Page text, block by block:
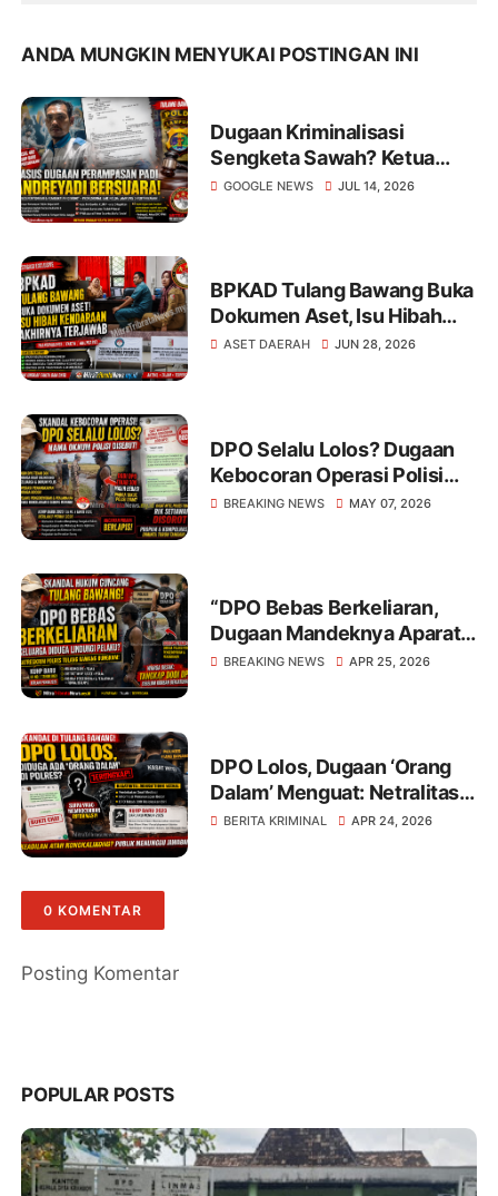
ANDA MUNGKIN MENYUKAI POSTINGAN INI
Dugaan Kriminalisasi
Sengketa Sawah? Ketua
PPWI TUBA Pertanyakan
GOOGLE NEWS JUL 14, 2026
BPKAD Tulang Bawang Buka
Dokumen Aset, Isu Hibah
Kendaraan Akhirnya
ASET DAERAH JUN 28, 2026
DPO Selalu Lolos? Dugaan
Kebocoran Operasi Polisi
Gegerkan Tulang Bawang!
BREAKING NEWS MAY 07, 2026
“DPO Bebas Berkeliaran,
Dugaan Mandeknya Aparat:
Skandal Hukum
BREAKING NEWS APR 25, 2026
DPO Lolos, Dugaan ‘Orang
Dalam’ Menguat: Netralitas
Polisi di Tulang Bawang Di
BERITA KRIMINAL APR 24, 2026
0 KOMENTAR
Posting Komentar
POPULAR POSTS